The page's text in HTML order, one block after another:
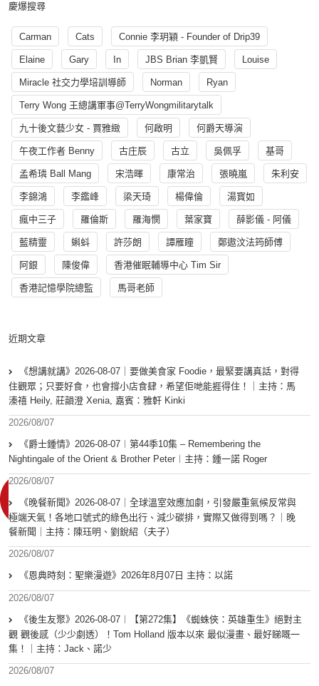
慶爆搜尋
Carman Cats Connie 李玥穎 - Founder of Drip39
Elaine Gary In JBS Brian 李凱賢 Louise
Miracle 社交力學培訓導師 Norman Ryan
Terry Wong 王總講軍事@TerryWongmilitarytalk
九十後文藝少女 - 賈雅緻 何啟明 何爵天導演
午夜工作者 Benny 古庄辰 古立 吳佩孚 基哥
孟希璘 Ball Mang 宋浩暉 康常治 張曉嵐 朱利安
李錦鴻 李鑑峰 梁天琦 楊偉倫 湯寳如
瘋中三子 羅倫斯 羅海憫 葉家寶 薛影儀 - 阿儀
藍精靈 蝌蚪 許莎朗 譚雁瞳 鄭遨汶法筠師傅
阿銀 陳俊偉 香港催眠輔導中心 Tim Sir
香港記憶學院總監 馬哥老師
近期文章
《想講就講》2026-08-07｜要做美食家 Foodie，最緊要講真話，對得
住觀眾；只要好食，也會撐小店食肆，希望佢哋能捱得住！｜主持：馬
溱禧 Heily, 莊韻澄 Xenia, 嘉賓：雅軒 Kinki
2026/08/07
《爵士鍾情》2026-08-07︱第44季10集 – Remembering the
Nightingale of the Orient & Brother Peter︱主持：鍾一諾 Roger
2026/08/07
《晚餐新聞》2026-08-07｜全球溫室效應加劇，引發嚴重氣候反常與
極端天氣！各地口號式的綠色出行、減少碳排，實際又做得到嗎？｜晚
餐新聞｜主持：陳珏明、劉銳紹（夫子）
2026/08/07
《恩典時刻：聖樂漫遊》2026年8月07日 主持：以諾
2026/08/07
《後生友聚》2026-08-07︱【第272集】《蜘蛛俠：英雄重生》絕對主
觀 觀後感（少少劇透）！Tom Holland 版本以來 最似漫畫、最好睇嘅一
集！｜主持：Jack、諾少
2026/08/07